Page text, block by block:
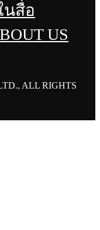
นสื่อ
US
ALL RIGHTS